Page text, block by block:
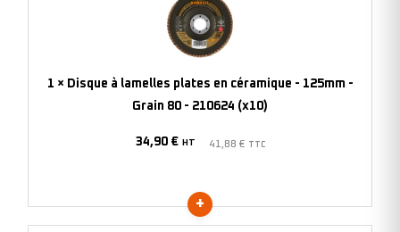
lamelles
plates
en
céramique
-
1 × Disque à lamelles plates en céramique - 125mm -
Grain 80 - 210624 (x10)
34,90 € HT 41,88 € TTC